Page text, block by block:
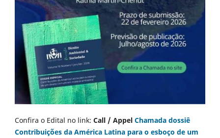
Confira o Edital no link: Call / Appel Chamada dossiê
Contribuições da América Latina para o esboço de um